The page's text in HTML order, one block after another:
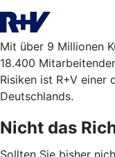
Mit über 9 Millionen
18.400
Risiken ist R+V einer
Deutschlands.
Nicht das
Sollten Sie bisher